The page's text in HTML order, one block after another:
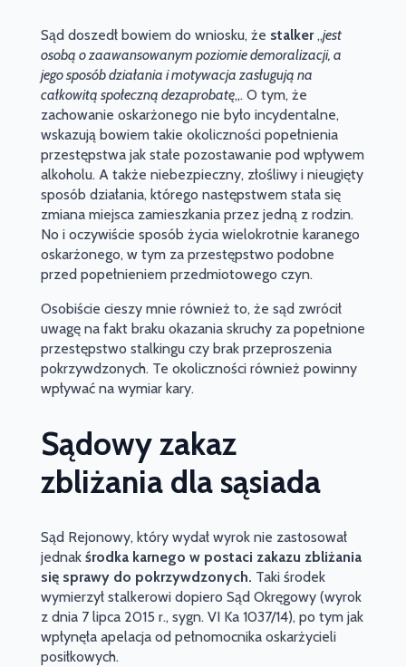
Sąd doszedł bowiem do wniosku, że stalker„jest
osobą o zaawansowanym poziomie demoralizacji, a
jego sposób działania i motywacja zasługują na
całkowitą społeczną dezaprobatę„. O tym, że
zachowanie oskarżonego nie było incydentalne,
wskazują bowiem takie okoliczności popełnienia
przestępstwa jak stałe pozostawanie pod wpływem
alkoholu. A także niebezpieczny, złośliwy i nieugięty
sposób działania, którego następstwem stała się
zmiana miejsca zamieszkania przez jedną z rodzin.
No i oczywiście sposób życia wielokrotnie karanego
oskarżonego, w tym za przestępstwo podobne
przed popełnieniem przedmiotowego czyn.
Osobiście cieszy mnie również to, że sąd zwrócił
uwagę na fakt braku okazania skruchy za popełnione
przestępstwo stalkingu czy brak przeproszenia
pokrzywdzonych. Te okoliczności również powinny
wpływać na wymiar kary.
Sądowy zakaz
zbliżania dla sąsiada
Sąd Rejonowy, który wydał wyrok nie zastosował
jednak środka karnego w postaci zakazu zbliżania
się sprawy do pokrzywdzonych. Taki środek
wymierzył stalkerowi dopiero Sąd Okręgowy (wyrok
z dnia 7 lipca 2015 r., sygn. VI Ka 1037/14), po tym jak
wpłynęła apelacja od pełnomocnika oskarżycieli
posiłkowych.